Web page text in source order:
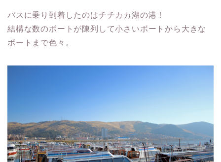
バスに乗り到着したのはチチカカ湖の港！
結構な数のボートが陳列して小さいボートから大きな
ボートまで色々。